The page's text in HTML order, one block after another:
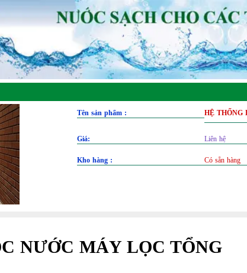
Tên sản phẩm : HỆ THỐNG
Giá: Liên hệ
Kho hàng : Có sẵn hàng
NƯỚC MÁY LỌC TỔNG